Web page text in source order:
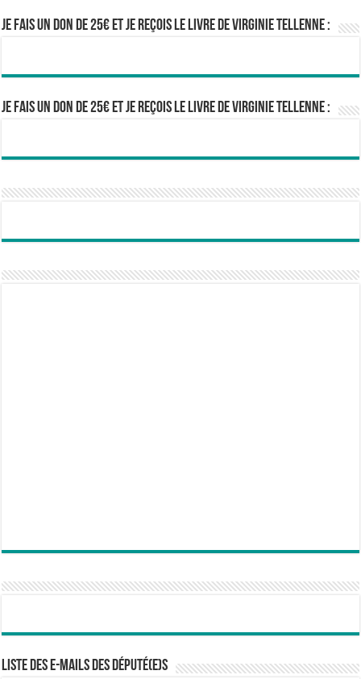
Je fais un don de 25€ et je reçois le livre de Virginie Tellenne :
Je fais un don de 25€ et je reçois le livre de Virginie Tellenne :
Liste des e-mails des député(e)s